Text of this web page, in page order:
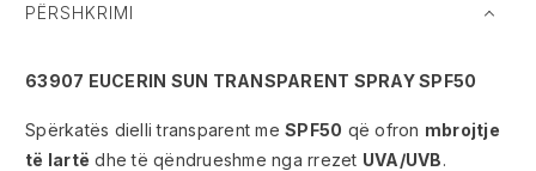
PËRSHKRIMI
63907 EUCERIN SUN TRANSPARENT SPRAY SPF50
Spërkatës dielli transparent me SPF50 që ofron mbrojtje
të lartë dhe të qëndrueshme nga rrezet UVA/UVB.